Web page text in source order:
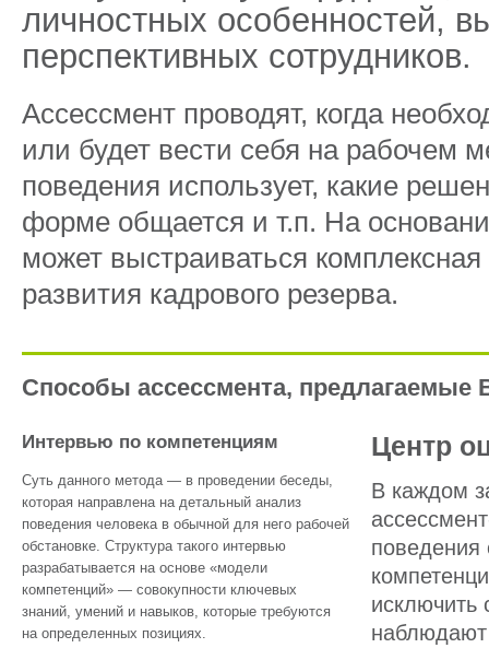
личностных особенностей,
перспективных сотрудников.
Ассесcмент проводят, когда
или будет вести себя на рабочем
поведения использует, какие
форме общается и т.п. На
может выстраиваться
развития кадрового резерва.
Способы ассессмента, предлагаемые
Интервью по компетенциям
Суть данного метода — в проведении беседы,
которая направлена на детальный анализ
поведения человека в обычной для него рабочей
обстановке. Структура такого интервью
разрабатывается на основе «модели
компетенций» — совокупности ключевых
знаний, умений и навыков, которые требуются
на определенных позициях.
Центр
В каждом
поведения
исключить
наблюдают